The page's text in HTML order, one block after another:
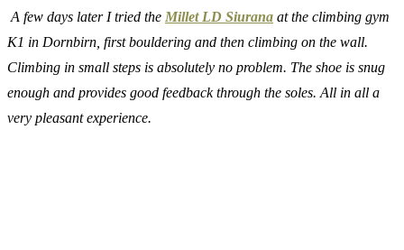
A few days later I tried the Millet LD Siurana at the climbing gym
K1 in Dornbirn, first bouldering and then climbing on the wall.
Climbing in small steps is absolutely no problem. The shoe is snug
enough and provides good feedback through the soles. All in all a
very pleasant experience.